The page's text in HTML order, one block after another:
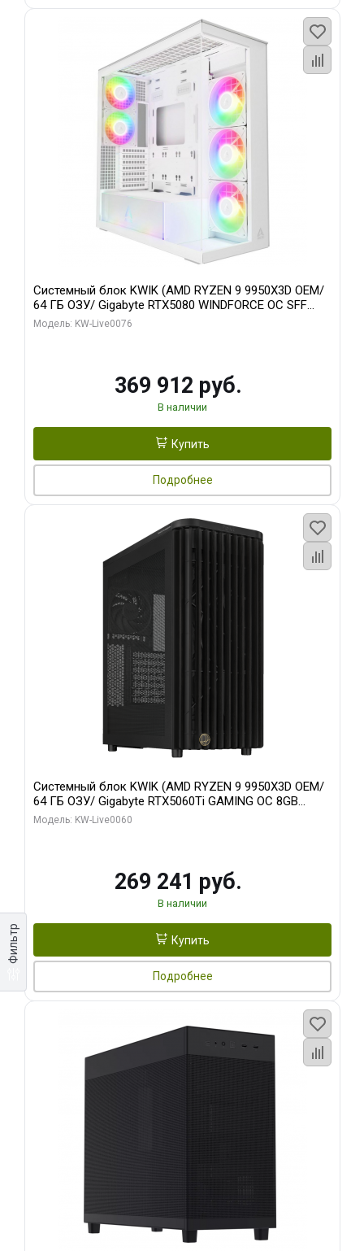
Фильтр
Системный блок KWIK (AMD RYZEN 9 9950X3D OEM/
64 ГБ ОЗУ/ Gigabyte RTX5080 WINDFORCE OC SFF
16GB GDDR7 256bit / 960 ГБ SSD)
Модель: KW-Live0076
369 912 руб.
В наличии
Купить
Подробнее
Системный блок KWIK (AMD RYZEN 9 9950X3D OEM/
64 ГБ ОЗУ/ Gigabyte RTX5060Ti GAMING OC 8GB
GDDR7 128bit 3xDP H/ 1 ТБ SSD)
Модель: KW-Live0060
269 241 руб.
В наличии
Купить
Подробнее